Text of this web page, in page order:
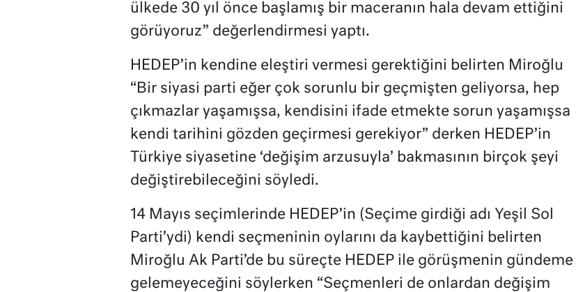
ülkede 30 yıl önce başlamış bir maceranın hala devam ettiğini
görüyoruz” değerlendirmesi yaptı.
HEDEP’in kendine eleştiri vermesi gerektiğini belirten Miroğlu
“Bir siyasi parti eğer çok sorunlu bir geçmişten geliyorsa, hep
çıkmazlar yaşamışsa, kendisini ifade etmekte sorun yaşamışsa
kendi tarihini gözden geçirmesi gerekiyor” derken HEDEP’in
Türkiye siyasetine ‘değişim arzusuyla’ bakmasının birçok şeyi
değiştirebileceğini söyledi.
14 Mayıs seçimlerinde HEDEP’in (Seçime girdiği adı Yeşil Sol
Parti’ydi) kendi seçmeninin oylarını da kaybettiğini belirten
Miroğlu Ak Parti’de bu süreçte HEDEP ile görüşmenin gündeme
gelemeyeceğini söylerken “Seçmenleri de onlardan değişim